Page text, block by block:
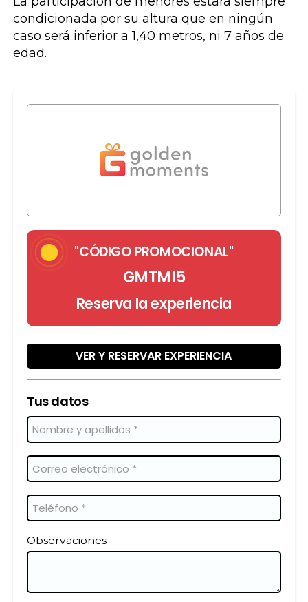
condicionada por su altura que en ningún
caso será inferior a 1,40 metros, ni 7 años de
edad.
"CÓDIGO PROMOCIONAL"
GMTMI5
Reserva la experiencia
VER Y RESERVAR EXPERIENCIA
Tus datos
Observaciones